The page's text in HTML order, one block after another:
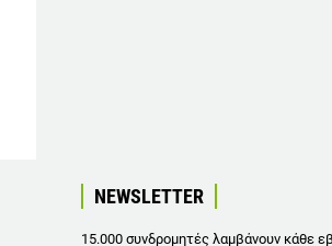
NEWSLETTER
15.000 συνδρομητές λαμβάνουν κάθε